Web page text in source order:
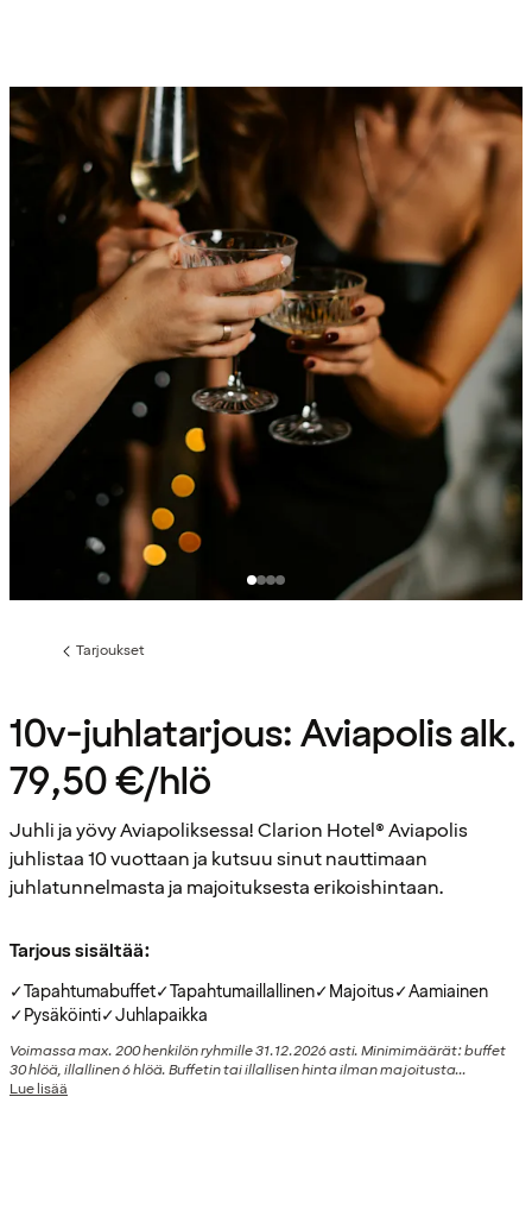
Edellinen
Tarjoukset
10v-juhlatarjous: Aviapolis alk.
79,50 €/hlö
Juhli ja yövy Aviapoliksessa! Clarion Hotel® Aviapolis
juhlistaa 10 vuottaan ja kutsuu sinut nauttimaan
juhlatunnelmasta ja majoituksesta erikoishintaan.
Tarjous sisältää:
✓Tapahtumabuffet✓Tapahtumaillallinen✓Majoitus✓Aamiainen
✓Pysäköinti✓Juhlapaikka
Voimassa max. 200 henkilön ryhmille 31.12.2026 asti. Minimimäärät: buffet
30 hlöä, illallinen 6 hlöä. Buffetin tai illallisen hinta ilman majoitusta...
Lue lisää